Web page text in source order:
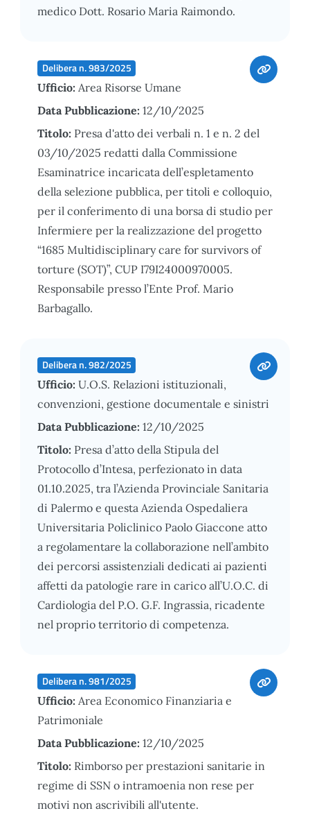
medico Dott. Rosario Maria Raimondo.
Delibera n. 983/2025
Ufficio: Area Risorse Umane
Data Pubblicazione: 12/10/2025
Titolo: Presa d'atto dei verbali n. 1 e n. 2 del
03/10/2025 redatti dalla Commissione
Esaminatrice incaricata dell’espletamento
della selezione pubblica, per titoli e colloquio,
per il conferimento di una borsa di studio per
Infermiere per la realizzazione del progetto
“1685 Multidisciplinary care for survivors of
torture (SOT)”, CUP I79I24000970005.
Responsabile presso l’Ente Prof. Mario
Barbagallo.
Delibera n. 982/2025
Ufficio: U.O.S. Relazioni istituzionali,
convenzioni, gestione documentale e sinistri
Data Pubblicazione: 12/10/2025
Titolo: Presa d’atto della Stipula del
Protocollo d’Intesa, perfezionato in data
01.10.2025, tra l’Azienda Provinciale Sanitaria
di Palermo e questa Azienda Ospedaliera
Universitaria Policlinico Paolo Giaccone atto
a regolamentare la collaborazione nell’ambito
dei percorsi assistenziali dedicati ai pazienti
affetti da patologie rare in carico all’U.O.C. di
Cardiologia del P.O. G.F. Ingrassia, ricadente
nel proprio territorio di competenza.
Delibera n. 981/2025
Ufficio: Area Economico Finanziaria e
Patrimoniale
Data Pubblicazione: 12/10/2025
Titolo: Rimborso per prestazioni sanitarie in
regime di SSN o intramoenia non rese per
motivi non ascrivibili all'utente.